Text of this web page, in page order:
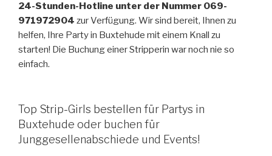
24-Stunden-Hotline unter der Nummer 069-
971972904 zur Verfügung. Wir sind bereit, Ihnen zu
helfen, Ihre Party in Buxtehude mit einem Knall zu
starten! Die Buchung einer Stripperin war noch nie so
einfach.
Top Strip-Girls bestellen für Partys in
Buxtehude oder buchen für
Junggesellenabschiede und Events!